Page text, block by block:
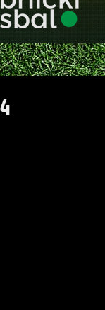
manszaftach